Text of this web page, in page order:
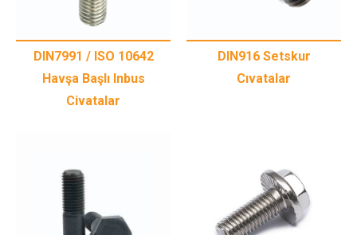
DIN7991 / ISO 10642
Havşa Başlı Inbus
Civatalar
DIN916 Setskur
Cıvatalar